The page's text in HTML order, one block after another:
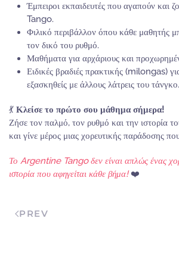
Έμπειροι εκπαιδευτές που αγαπούν και
Tango.
Φιλικό περιβάλλον όπου κάθε μαθητής
τον δικό του ρυθμό.
Μαθήματα για αρχάριους και
Ειδικές βραδιές πρακτικής (milongas)
εξασκηθείς με άλλους λάτρεις του τάνγκο.
💃 Κλείσε το πρώτο σου μάθημα σήμερα!
Ζήσε τον παλμό, τον ρυθμό και την ιστορία
και γίνε μέρος μιας χορευτικής παράδοσης
Το Argentine Tango δεν είναι απλώς ένας
ιστορία που αφηγείται κάθε βήμα!❤️
PREV